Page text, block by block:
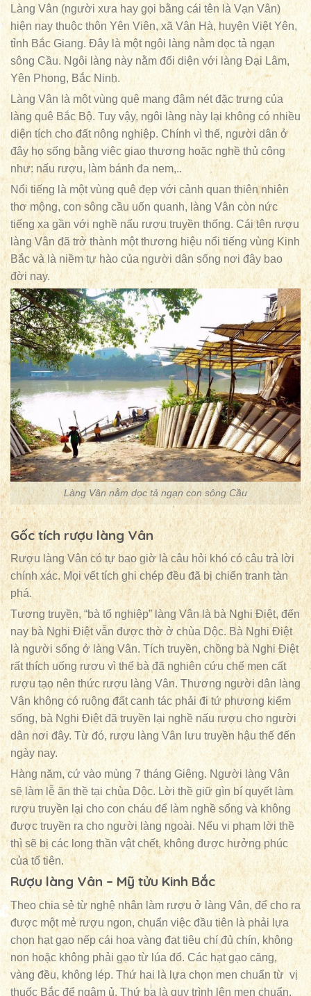
Làng Vân (người xưa hay gọi bằng cái tên là Vạn Vân)
hiện nay thuộc thôn Yên Viên, xã Vân Hà, huyện Việt Yên,
tỉnh Bắc Giang. Đây là một ngôi làng nằm dọc tả ngạn
sông Cầu. Ngôi làng này nằm đối diện với làng Đại Lâm,
Yên Phong, Bắc Ninh.
Làng Vân là một vùng quê mang đậm nét đặc trưng của
làng quê Bắc Bộ. Tuy vậy, ngôi làng này lại không có nhiều
diện tích cho đất nông nghiệp. Chính vì thế, người dân ở
đây họ sống bằng việc giao thương hoặc nghề thủ công
như: nấu rượu, làm bánh đa nem,..
Nổi tiếng là một vùng quê đẹp với cảnh quan thiên nhiên
thơ mộng, con sông cầu uốn quanh, làng Vân còn nức
tiếng xa gần với nghề nấu rượu truyền thống. Cái tên rượu
làng Vân đã trở thành một thương hiệu nổi tiếng vùng Kinh
Bắc và là niềm tự hào của người dân sống nơi đây bao
đời nay.
Làng Vân nằm dọc tả ngạn con sông Cầu
Gốc tích rượu làng Vân
Rượu làng Vân có tự bao giờ là câu hỏi khó có câu trả lời
chính xác. Mọi vết tích ghi chép đều đã bị chiến tranh tàn
phá.
Tương truyền, “bà tổ nghiệp” làng Vân là bà Nghi Điệt, đến
nay bà Nghi Điệt vẫn được thờ ở chùa Dộc. Bà Nghi Điệt
là người sống ở làng Vân. Tích truyền, chồng bà Nghi Điệt
rất thích uống rượu vì thế bà đã nghiên cứu chế men cất
rượu tạo nên thức rượu làng Vân. Thương người dân làng
Vân không có ruộng đất canh tác phải đi tứ phương kiếm
sống, bà Nghi Điệt đã truyền lại nghề nấu rượu cho người
dân nơi đây. Từ đó, rượu làng Vân lưu truyền hậu thế đến
ngày nay.
Hàng năm, cứ vào mùng 7 tháng Giêng. Người làng Vân
sẽ làm lễ ăn thề tại chùa Dộc. Lời thề giữ gìn bí quyết làm
rượu truyền lại cho con cháu để làm nghề sống và không
được truyền ra cho người làng ngoài. Nếu vi phạm lời thề
thì sẽ bị các long thần vật chết, không được hưởng phúc
của tổ tiên.
Rượu làng Vân – Mỹ tửu Kinh Bắc
Theo chia sẻ từ nghệ nhân làm rượu ở làng Vân, để cho ra
được một mẻ rượu ngon, chuẩn việc đầu tiên là phải lựa
chọn hạt gạo nếp cái hoa vàng đạt tiêu chí đủ chín, không
non hoặc không phải gạo từ lúa đổ. Các hạt gạo căng,
vàng đều, không lép. Thứ hai là lựa chọn men chuẩn từ vị
thuốc Bắc để ngâm ủ. Thứ ba là quy trình lên men chuẩn,